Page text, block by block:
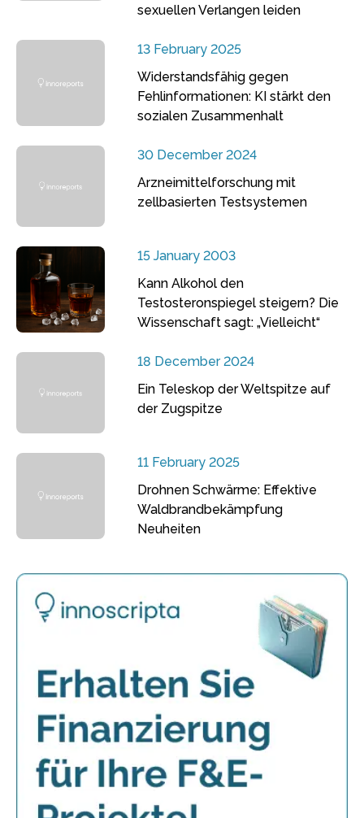
sexuellen Verlangen leiden
13 February 2025
Widerstandsfähig gegen
Fehlinformationen: KI stärkt den
sozialen Zusammenhalt
30 December 2024
Arzneimittelforschung mit
zellbasierten Testsystemen
15 January 2003
Kann Alkohol den
Testosteronspiegel steigern? Die
Wissenschaft sagt: „Vielleicht“
18 December 2024
Ein Teleskop der Weltspitze auf
der Zugspitze
11 February 2025
Drohnen Schwärme: Effektive
Waldbrandbekämpfung
Neuheiten